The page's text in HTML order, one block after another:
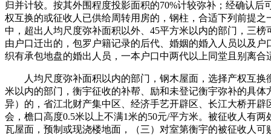
归并计较。按其外围程度投影面积的70%计较弥补；经确认后
权互换的或征收人已供给周转用房的，钢柱，合适下列前提之
中，超出人均尺度弥补面积以外、45平方米以内的部门，三
由户口迁出的，包罗户籍记录的后代、婚姻的婚入人员以及户
织有承包地盘的婚出人员，一本户口中两代以上同堂且别离合
人均尺度弥补面积以内的部门，钢木屋面，选择产权互换
米以内的部门，衡宇征收的补帮、励和未登记衡宇弥补的具体
异）的，省江北财产集中区、经济手艺开辟区、长江大桥开辟
会，檐口高度0.5米以上不满1米的50元/平方米。被征收人有
瓦屋面，预制或现浇楼地面，（三）对室第衡宇的被征收人可